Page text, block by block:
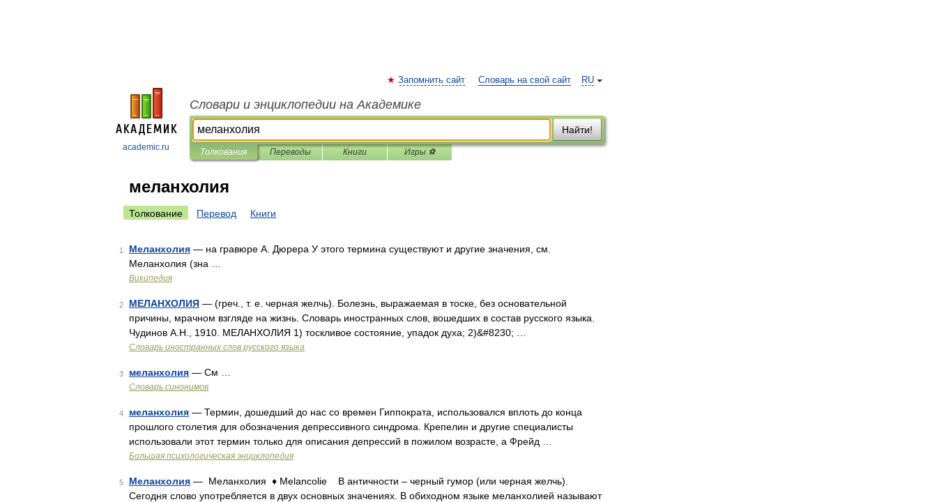
academic.ru
RU
Запомнить сайт Словарь на свой сайт
Словари и энциклопедии на Академике
Найти!
Толкования Переводы Книги Игры ⚽
меланхолия
Толкование Перевод Книги
1 Меланхолия — на гравюре А. Дюрера У этого термина существуют и другие значения, см.
Меланхолия (зна …
Википедия
2 МЕЛАНХОЛИЯ — (греч., т. е. черная желчь). Болезнь, выражаемая в тоске, без основательной
причины, мрачном взгляде на жизнь. Словарь иностранных слов, вошедших в состав русского языка.
Чудинов А.Н., 1910. МЕЛАНХОЛИЯ 1) тоскливое состояние, упадок духа; 2)&#8230; …
Словарь иностранных слов русского языка
3 меланхолия — См …
Словарь синонимов
4 меланхолия — Термин, дошедший до нас со времен Гиппократа, использовался вплоть до конца
прошлого столетия для обозначения депрессивного синдрома. Крепелин и другие специалисты
использовали этот термин только для описания депрессий в пожилом возрасте, а Фрейд …
Большая психологическая энциклопедия
5 Меланхолия — Меланхолия ♦ Melancolie В античности – черный гумор (или черная желчь).
Сегодня слово употребляется в двух основных значениях. В обиходном языке меланхолией называют